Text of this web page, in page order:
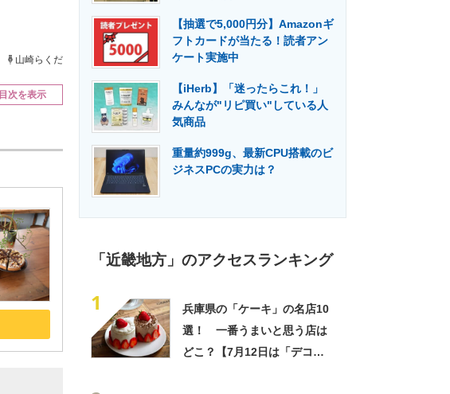
エネルギーの専門メディア 建設×テクノロジーの最前線
山崎らくだ
目次を表示
【抽選で5,000円分】Amazonギ
フトカードが当たる！読者アン
ケート実施中
【iHerb】「迷ったらこれ！」
みんなが"リピ買い"している人
気商品
重量約999g、最新CPU搭載のビ
ジネスPCの実力は？
「近畿地方」のアクセスランキング
1
兵庫県の「ケーキ」の名店10
選！ 一番うまいと思う店は
どこ？【7月12日は「デコレ